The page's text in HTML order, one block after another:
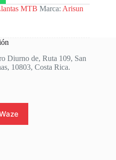
MTB Marca: Arisun
Diurno de, Ruta 109, San
10803, Costa Rica.